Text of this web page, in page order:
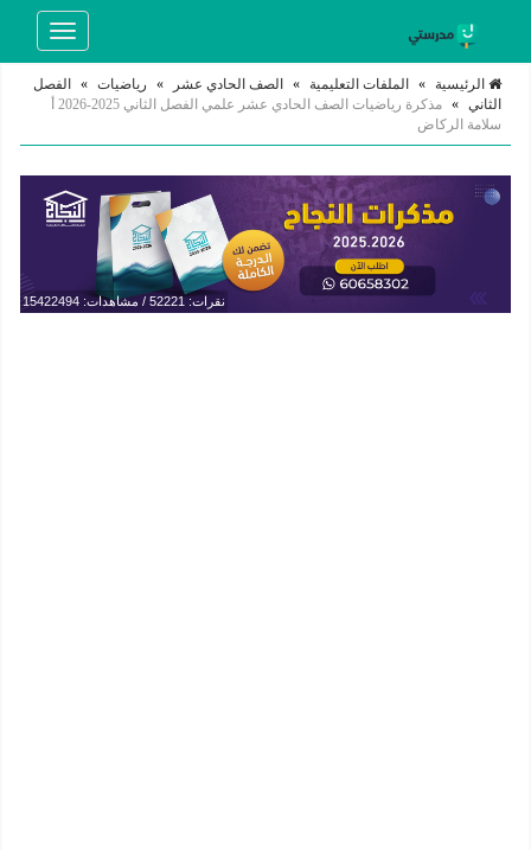
Toggle
الرئيسية » الملفات التعليمية » الصف الحادي عشر » رياضيات »
الفصل
الثاني »
سلامة الركاض
نقرات: 52221 / مشاهدات: 15422494